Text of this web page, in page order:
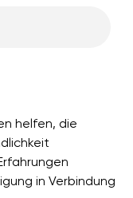
helfen, die
in Verbindung